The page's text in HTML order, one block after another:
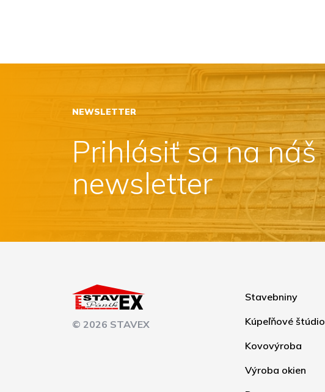
NEWSLETTER
Prihlásiť sa na náš
newsletter
© 2026 STAVEX
Stavebniny
Kúpeľňové štúdio
Kovovýroba
Výroba okien